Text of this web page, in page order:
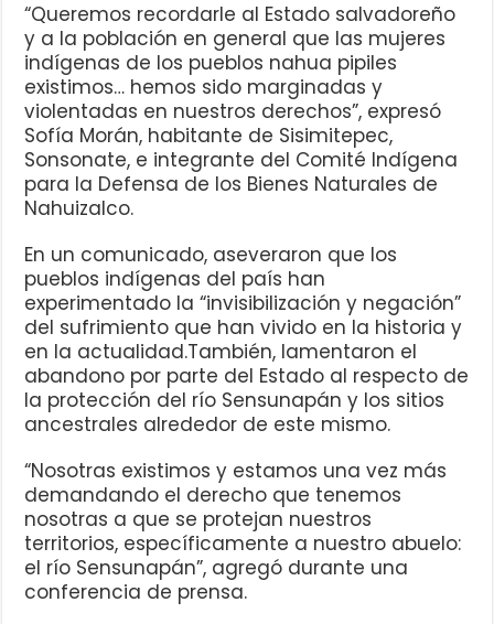
“Queremos recordarle al Estado salvadoreño
y a la población en general que las mujeres
indígenas de los pueblos nahua pipiles
existimos… hemos sido marginadas y
violentadas en nuestros derechos”, expresó
Sofía Morán, habitante de Sisimitepec,
Sonsonate, e integrante del Comité Indígena
para la Defensa de los Bienes Naturales de
Nahuizalco.
En un comunicado, aseveraron que los
pueblos indígenas del país han
experimentado la “invisibilización y negación”
del sufrimiento que han vivido en la historia y
en la actualidad.También, lamentaron el
abandono por parte del Estado al respecto de
la protección del río Sensunapán y los sitios
ancestrales alrededor de este mismo.
“Nosotras existimos y estamos una vez más
demandando el derecho que tenemos
nosotras a que se protejan nuestros
territorios, específicamente a nuestro abuelo:
el río Sensunapán”, agregó durante una
conferencia de prensa.